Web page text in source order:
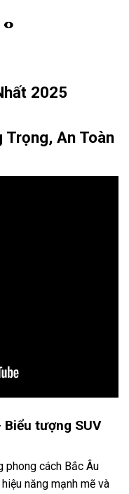
2025
An Toàn
Biểu tượng SUV
phong cách Bắc Âu
năng mạnh mẽ và